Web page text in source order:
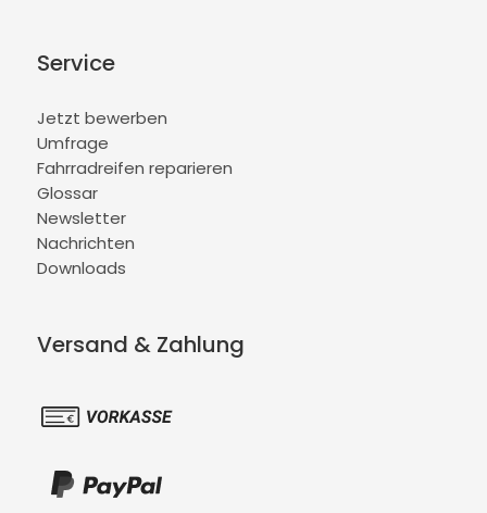
Service
Jetzt bewerben
Umfrage
Fahrradreifen reparieren
Glossar
Newsletter
Nachrichten
Downloads
Versand & Zahlung